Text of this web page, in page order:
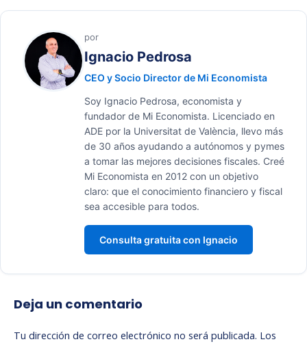
por
Ignacio Pedrosa
CEO y Socio Director de Mi Economista
Soy Ignacio Pedrosa, economista y
fundador de Mi Economista. Licenciado en
ADE por la Universitat de València, llevo más
de 30 años ayudando a autónomos y pymes
a tomar las mejores decisiones fiscales. Creé
Mi Economista en 2012 con un objetivo
claro: que el conocimiento financiero y fiscal
sea accesible para todos.
Consulta gratuita con Ignacio
Deja un comentario
Tu dirección de correo electrónico no será publicada. Los